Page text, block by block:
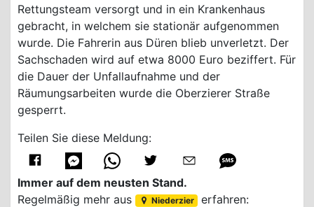
Rettungsteam versorgt und in ein Krankenhaus
gebracht, in welchem sie stationär aufgenommen
wurde. Die Fahrerin aus Düren blieb unverletzt. Der
Sachschaden wird auf etwa 8000 Euro beziffert. Für
die Dauer der Unfallaufnahme und der
Räumungsarbeiten wurde die Oberzierer Straße
gesperrt.
Teilen Sie diese Meldung:
Immer auf dem neusten Stand.
Regelmäßig mehr aus
Niederzier
erfahren: